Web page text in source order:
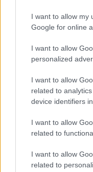
I want to allow my
Google for online
I want to allow
personalized
I want to allow
related to
device identifiers
I want to allow
related to
I want to allow
related to
"Csak
jövünk!"